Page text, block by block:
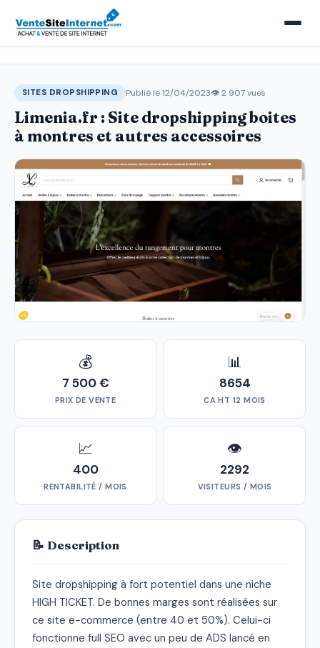
SITES DROPSHIPPING Publié le 12/04/2023👁 2 907 vues
Limenia.fr : Site dropshipping boites
à montres et autres accessoires
💰
7 500 €
PRIX DE VENTE
📊
8654
CA HT 12 MOIS
📈
400
RENTABILITÉ / MOIS
👁
2292
VISITEURS / MOIS
📝 Description
Site dropshipping à fort potentiel dans une niche
HIGH TICKET. De bonnes marges sont réalisées sur
ce site e-commerce (entre 40 et 50%). Celui-ci
fonctionne full SEO avec un peu de ADS lancé en